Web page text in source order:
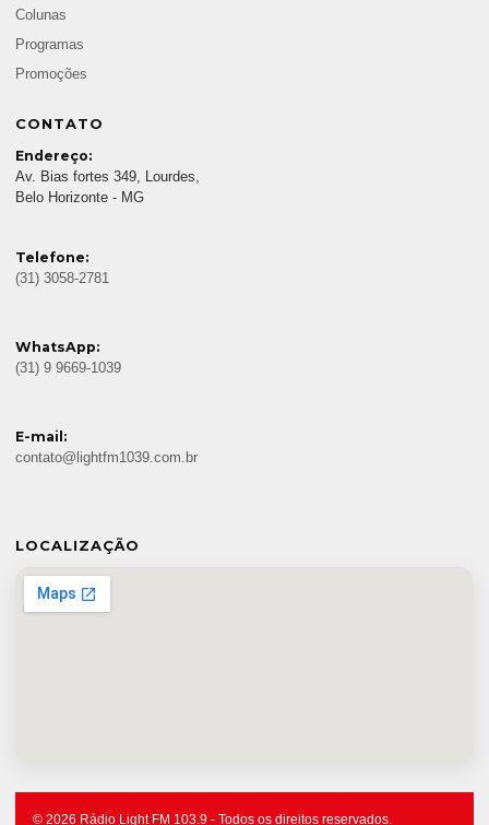
Colunas
Programas
Promoções
CONTATO
Endereço:
Av. Bias fortes 349, Lourdes,
Belo Horizonte - MG
Telefone:
(31) 3058-2781
WhatsApp:
(31) 9 9669-1039
E-mail:
contato@lightfm1039.com.br
LOCALIZAÇÃO
© 2026 Rádio Light FM 103.9 - Todos os direitos reservados.